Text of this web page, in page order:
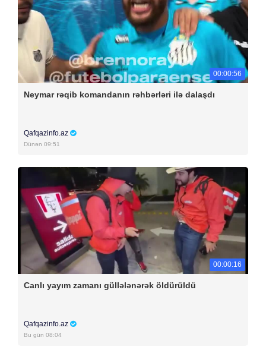
00:00:56
Neymar rəqib komandanın rəhbərləri ilə dalaşdı
Qafqazinfo.az
Dünən 09:51
00:00:16
Canlı yayım zamanı güllələnərək öldürüldü
Qafqazinfo.az
Bu gün 08:04